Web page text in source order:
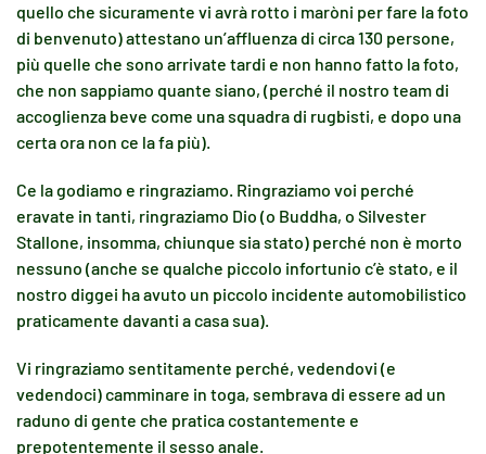
quello che sicuramente vi avrà rotto i maròni per fare la foto
di benvenuto) attestano un’affluenza di circa 130 persone,
più quelle che sono arrivate tardi e non hanno fatto la foto,
che non sappiamo quante siano, (perché il nostro team di
accoglienza beve come una squadra di rugbisti, e dopo una
certa ora non ce la fa più).
Ce la godiamo e ringraziamo. Ringraziamo voi perché
eravate in tanti, ringraziamo Dio (o Buddha, o Silvester
Stallone, insomma, chiunque sia stato) perché non è morto
nessuno (anche se qualche piccolo infortunio c’è stato, e il
nostro diggei ha avuto un piccolo incidente automobilistico
praticamente davanti a casa sua).
Vi ringraziamo sentitamente perché, vedendovi (e
vedendoci) camminare in toga, sembrava di essere ad un
raduno di gente che pratica costantemente e
prepotentemente il sesso anale.